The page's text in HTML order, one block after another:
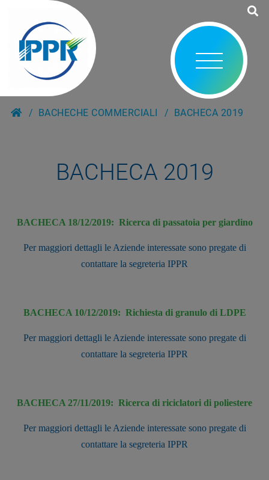
BACHECHE COMMERCIALI BACHECA 2019
BACHECA 2019
BACHECA 18/12/2019: Ricerca di passatoia per giardino
Per maggiori dettagli le Aziende interessate sono pregate di
contattare la segreteria IPPR
BACHECA 10/12/2019: Richiesta di granulo di LDPE
Per maggiori dettagli le Aziende interessate sono pregate di
contattare la segreteria IPPR
BACHECA 27/11/2019: Ricerca di riciclatori di poliestere
Per maggiori dettagli le Aziende interessate sono pregate di
contattare la segreteria IPPR